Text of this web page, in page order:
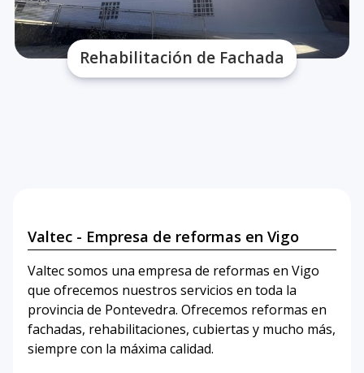
Rehabilitación de Fachada
Valtec - Empresa de reformas en Vigo
Valtec somos una empresa de reformas en Vigo
que ofrecemos nuestros servicios en toda la
provincia de Pontevedra. Ofrecemos reformas en
fachadas, rehabilitaciones, cubiertas y mucho más,
siempre con la máxima calidad.